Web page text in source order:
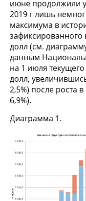
июне продолжили
2019 г лишь
максимума в
зафиксированного
долл (см.
данным
на 1 июля
долл,
2,5%) после роста
6,9%).
Диаграмма 1.